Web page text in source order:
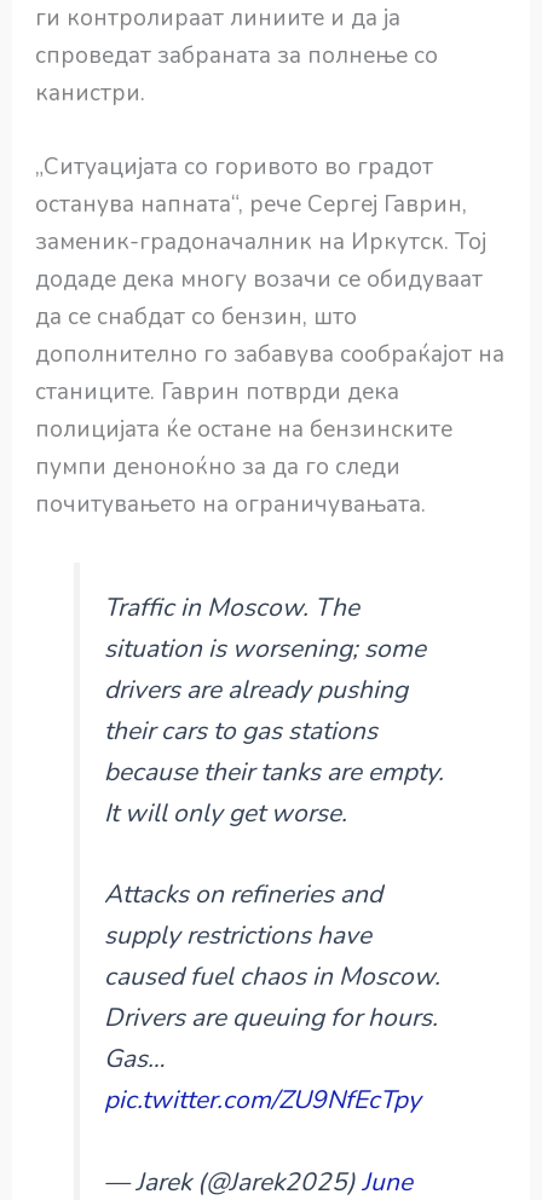
ги контролираат линиите и да ја
спроведат забраната за полнење со
канистри.
„Ситуацијата со горивото во градот
останува напната“, рече Сергеј Гаврин,
заменик-градоначалник на Иркутск. Тој
додаде дека многу возачи се обидуваат
да се снабдат со бензин, што
дополнително го забавува сообраќајот на
станиците. Гаврин потврди дека
полицијата ќе остане на бензинските
пумпи деноноќно за да го следи
почитувањето на ограничувањата.
Traffic in Moscow. The
situation is worsening; some
drivers are already pushing
their cars to gas stations
because their tanks are empty.
It will only get worse.
Attacks on refineries and
supply restrictions have
caused fuel chaos in Moscow.
Drivers are queuing for hours.
Gas…
pic.twitter.com/ZU9NfEcTpy
— Jarek (@Jarek2025)June